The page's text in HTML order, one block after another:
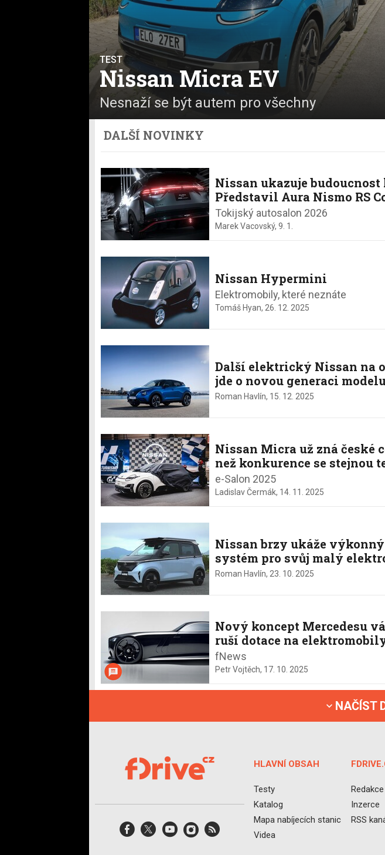
TEST
Nissan Micra EV
Nesnaží se být autem pro všechny
DALŠÍ NOVINKY
Nissan ukazuje budoucnost
Představil Aura Nismo RS
Tokijský autosalon 2026
Marek Vacovský, 9. 1.
Nissan Hypermini
Elektromobily, které neznáte
Tomáš Hyan, 26. 12. 2025
Další elektrický Nissan na
jde o novou generaci
Roman Havlín, 15. 12. 2025
Nissan Micra už zná české
než konkurence se stejnou
e-Salon 2025
Ladislav Čermák, 14. 11. 2025
Nissan brzy ukáže
systém pro svůj malý
Roman Havlín, 23. 10. 2025
Nový koncept Mercedesu
ruší dotace na
fNews
Petr Vojtěch, 17. 10. 2025
NAČÍST
HLAVNÍ OBSAH
Testy
Katalog
Mapa nabíjecích stanic
Videa
Inzerce
RSS